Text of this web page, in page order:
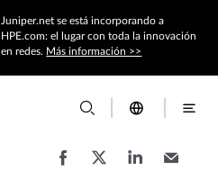
Juniper.net se está incorporando a
HPE.com: el lugar con toda la innovación
en redes. Más información >>